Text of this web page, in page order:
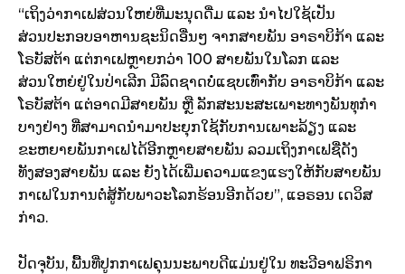
“ເຖິງວ່າກາເຟສ່ວນໃຫຍ່ທີ່ມະນຸດດື່ມ ແລະ ນໍາໄປໃຊ້ເປັນ
ສ່ວນປະກອບອາຫານຊະນິດອື່ນໆ ຈາກສາຍພັນ ອາຣາບິກ້າ ແລະ
ໂຣບັສຕ້າ ແຕ່ກາເຟຫຼາຍກວ່າ 100 ສາຍພັນໃນໂລກ ແລະ
ສ່ວນໃຫຍ່ຢູ່ໃນປ່າເລີກ ມີລົດຊາດບໍ່ແຊບເທົ່າກັບ ອາຣາບິກ້າ ແລະ
ໂຣບັສຕ້າ ແຕ່ອາດມີສາຍພັນ ຫຼື ລັກສະນະສະເພາະທາງພັນທຸກໍາ
ບາງຢ່າງ ທີ່ສາມາດນໍາມາປະຍຸກໃຊ້ກັບການເພາະລ້ຽງ ແລະ
ຂະຫຍາຍພັນກາເຟໄດ້ອີກຫຼາຍສາຍພັນ ລວມເຖິງກາເຟຊື່ດັງ
ທັງສອງສາຍພັນ ແລະ ຍັງໄດ້ເພີ່ມຄວາມແຂງແຮງໃຫ້ກັບສາຍພັນ
ກາເຟໃນການຕໍ່ສູ້ກັບພາວະໂລກຮ້ອນອີກດ້ວຍ”, ແອຣອນ ເດວິສ
ກ່າວ.
ປັດຈຸບັນ, ພື້ນທີ່ປູກກາເຟຄຸນນະພາບດີແມ່ນຢູ່ໃນ ທະວີອາຟຣິກາ